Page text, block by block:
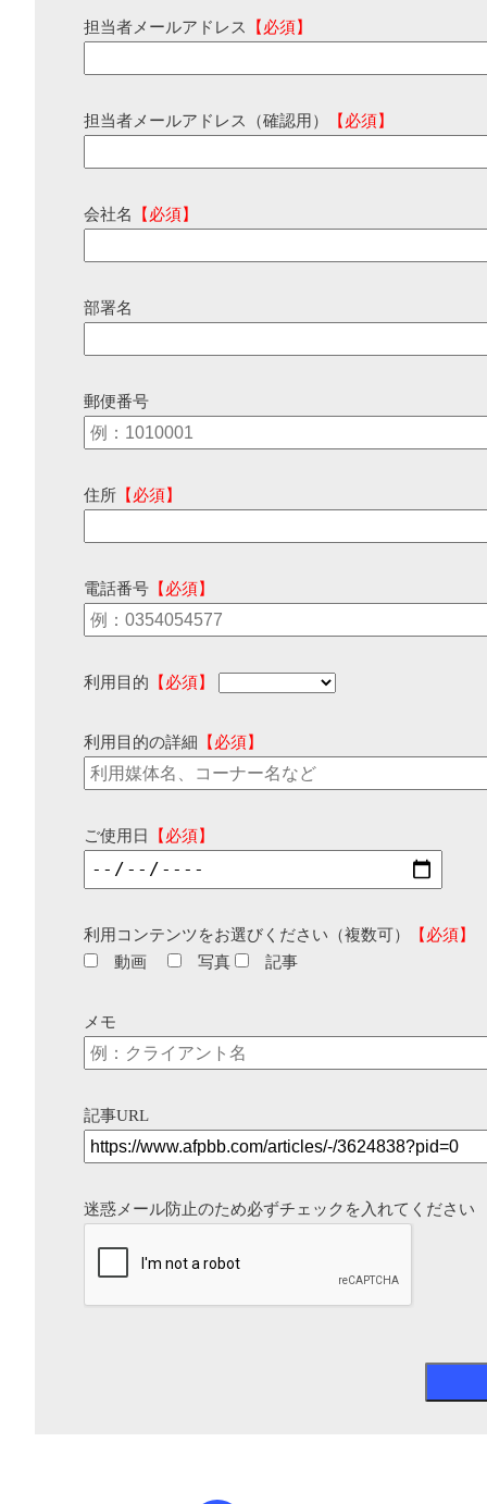
担当者メールアドレス 【必須】
担当者メールアドレス（確認用） 【必須】
会社名 【必須】
部署名
郵便番号
住所 【必須】
電話番号 【必須】
利用目的 【必須】
利用目的の詳細 【必須】
ご使用日 【必須】
利用コンテンツをお選びください（複数可）
【必須】
動画
写真 記事
メモ
記事URL
迷惑メール防止のため必ずチェックを入れてください